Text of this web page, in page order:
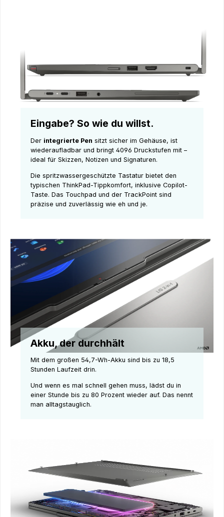
Eingabe? So wie du willst.
Der integrierte Pen sitzt sicher im Gehäuse, ist
wiederaufladbar und bringt 4096 Druckstufen mit –
ideal für Skizzen, Notizen und Signaturen.
Die spritzwassergeschützte Tastatur bietet den
typischen ThinkPad-Tippkomfort, inklusive Copilot-
Taste. Das Touchpad und der TrackPoint sind
präzise und zuverlässig wie eh und je.
Akku, der durchhält
Mit dem großen 54,7-Wh-Akku sind bis zu 18,5
Stunden Laufzeit drin.
Und wenn es mal schnell gehen muss, lädst du in
einer Stunde bis zu 80 Prozent wieder auf. Das nennt
man alltagstauglich.